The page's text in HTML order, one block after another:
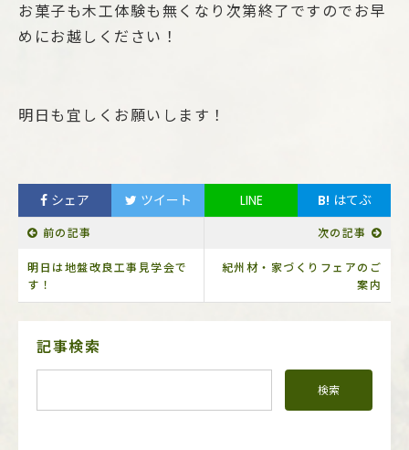
お菓子も木工体験も無くなり次第終了ですのでお早
めにお越しください！
明日も宜しくお願いします！
シェア ツイート LINE B! はてぶ
前の記事
明日は地盤改良工事見学会で
す！
次の記事
紀州材・家づくりフェアのご
案内
サ
ニ
記事検索